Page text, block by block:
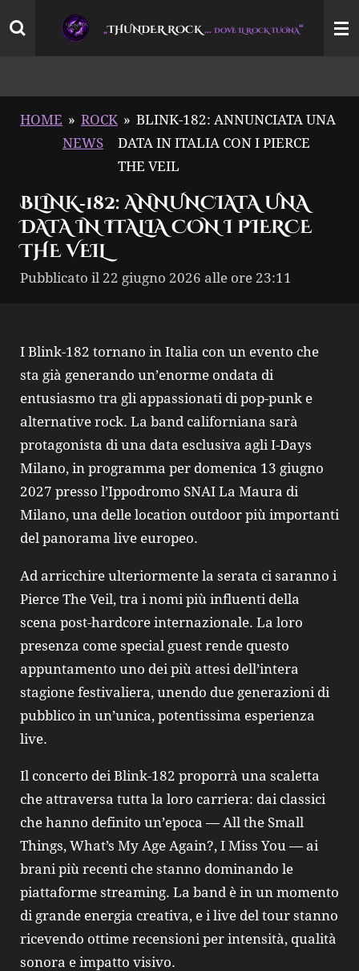
Vai
„THUNDER ROCK…DOVE IL ROCK TUONA“
HOME » ROCK
NEWS
» BLINK‑182: ANNUNCIATA UNA
DATA IN ITALIA CON I PIERCE
THE VEIL
BLINK‑182: ANNUNCIATA UNA
DATA IN ITALIA CON I PIERCE
THE VEIL
Pubblicato il 22 giugno 2026 alle ore 23:11
I Blink‑182 tornano in Italia con un evento che
sta già generando un’enorme ondata di
entusiasmo tra gli appassionati di pop‑punk e
alternative rock. La band californiana sarà
protagonista di una data esclusiva agli I‑Days
Milano, in programma per domenica 13 giugno
2027 presso l’Ippodromo SNAI La Maura di
Milano, una delle location outdoor più importanti
del panorama live europeo.
Ad arricchire ulteriormente la serata ci saranno i
Pierce The Veil, tra i nomi più influenti della
scena post‑hardcore internazionale. La loro
presenza come special guest rende questo
appuntamento uno dei più attesi dell’intera
stagione festivaliera, unendo due generazioni di
pubblico in un’unica, potentissima esperienza
live.
Il concerto dei Blink‑182 proporrà una scaletta
che attraversa tutta la loro carriera: dai classici
che hanno definito un’epoca — All the Small
Things, What’s My Age Again?, I Miss You — ai
brani più recenti che stanno dominando le
piattaforme streaming. La band è in un momento
di grande energia creativa, e i live del tour stanno
ricevendo ottime recensioni per intensità, qualità
sonora e impatto visivo.